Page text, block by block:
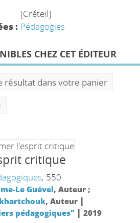
[Créteil]
: Pédagogies
CHEZ CET ÉDITEUR
résultat dans votre panier
critique
, 550
Le Guével, Auteur ;
, Auteur |
pédagogiques" | 2019